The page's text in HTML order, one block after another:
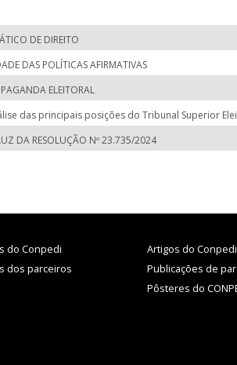
DE DIREITO
DAS POLÍTICAS AFIRMATIVAS
ELEITORAL
análise das principais posições do Tribunal Superior
DA RESOLUÇÃO Nº 23.735/2024
do Conpedi
dos parceiros
Artigos do Conpedi
Publicações de
Pôsteres do